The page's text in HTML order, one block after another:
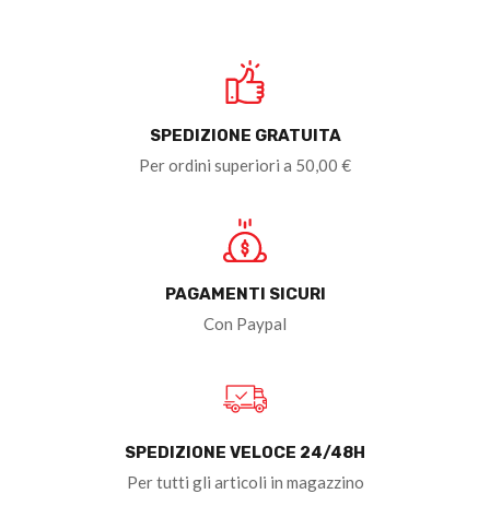
SPEDIZIONE GRATUITA
Per ordini superiori a 50,00 €
PAGAMENTI SICURI
Con Paypal
SPEDIZIONE VELOCE 24/48H
Per tutti gli articoli in magazzino